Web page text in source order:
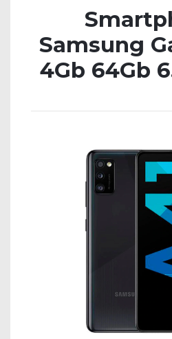
Samsung
4Gb 64Gb